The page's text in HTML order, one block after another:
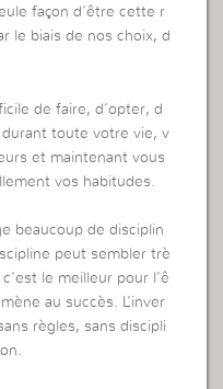
façon d’être cette r
le biais de nos choix, d
de faire, d’opter, d
toute votre vie, v
et maintenant vous
vos habitudes.
beaucoup de disciplin
peut sembler trè
le meilleur pour l’ê
au succès. L’inver
règles, sans discipli